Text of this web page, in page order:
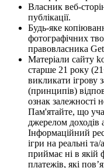
Власник веб-
публікації.
Будь-яке
фотографічних
правовласника
Матеріали сайту
старше 21 року
викликати ігрову
(принципів)
ознак залежності
Пам'ятайте, що
джерелом доходів
Інформаційний
ігри на реальні
приймає ні в якій
платежів, які